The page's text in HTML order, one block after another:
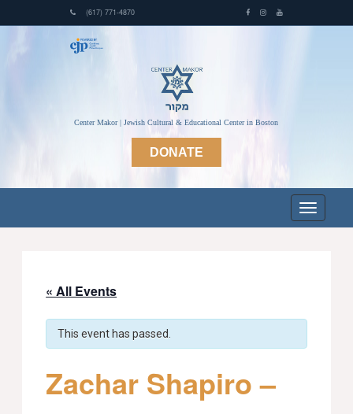
(617) 771-4870
Center Makor | Jewish Cultural & Educational Center in Boston
DONATE
« All Events
This event has passed.
Zachar Shapiro –